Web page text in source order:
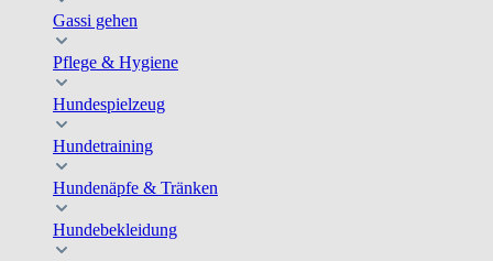
Gassi gehen
Pflege & Hygiene
Hundespielzeug
Hundetraining
Hundenäpfe & Tränken
Hundebekleidung